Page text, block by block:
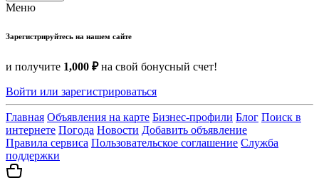
Меню
Зарегистрируйтесь на нашем сайте
и получите 1,000 ₽на свой бонусный счет!
Войти или зарегистрироваться
Главная Объявления на карте Бизнес-профили Блог Поиск в
интернете Погода Новости Добавить объявление
Правила сервиса Пользовательское соглашение Служба
поддержки